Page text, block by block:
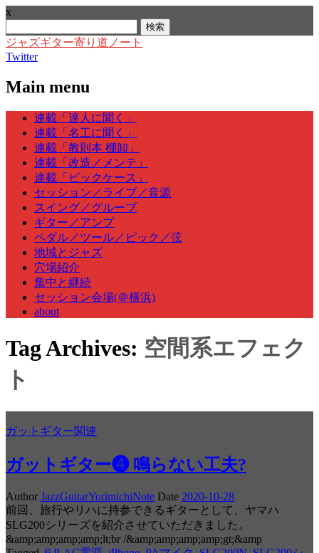
x
索:
ジャズギター寄り道ノート
Twitter
Main menu
Skip
content
連載「達人に聞く」
連載「名工に聞く」
連載「教則本 棚卸」
連載「改造／メンテ」
連載「ピックケース」
セッション／ライブ／音源
スイング／グルーブ
ギター／アンプ
ペダル／ツール／ピック／弦
地域とジャズ
穴場紹介
集中と継続
セッション会場(＠横浜)
about
Tag Archives: 空間系エフェク
ト
ガットギター関連
ガットギター❹ 鳴らない工夫?
Author JazzGuitarYorimichiNote Date 2020-10-28
前回、旅行やリハに持参できるギターとして、ヤマハ
SLG200シリーズを紹介させていただきました。
&amp;amp;amp;amp;lt;br /&amp;amp;amp;amp;gt;&amp